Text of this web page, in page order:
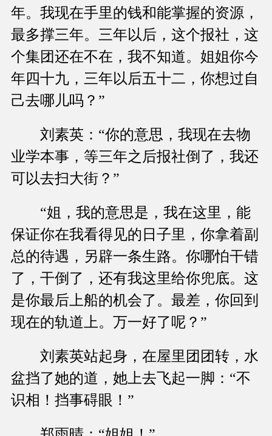
年。我现在手里的钱和能掌握的资源，
最多撑三年。三年以后，这个报社，这
个集团还在不在，我不知道。姐姐你今
年四十九，三年以后五十二，你想过自
己去哪儿吗？”
刘素英：“你的意思，我现在去物
业学本事，等三年之后报社倒了，我还
可以去扫大街？”
“姐，我的意思是，我在这里，能
保证你在我看得见的日子里，你拿着副
总的待遇，另辟一条生路。你哪怕干错
了，干倒了，还有我这里给你兜底。这
是你最后上船的机会了。最差，你回到
现在的轨道上。万一好了呢？”
刘素英站起身，在屋里团团转，水
盆挡了她的道，她上去飞起一脚：“不
识相！挡事碍眼！”